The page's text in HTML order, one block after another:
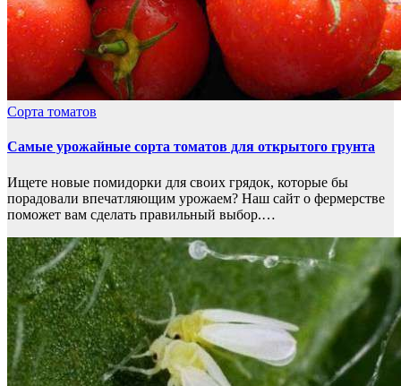
Сорта томатов
Самые урожайные сорта томатов для открытого грунта
Ищете новые помидорки для своих грядок, которые бы
порадовали впечатляющим урожаем? Наш сайт о фермерстве
поможет вам сделать правильный выбор.…